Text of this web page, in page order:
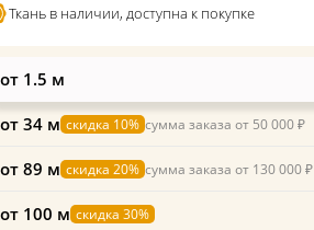
Ткань в наличии, доступна к покупке
от 1.5 м
от 34 м скидка 10% сумма заказа от 50 000 ₽
от 89 м скидка 20% сумма заказа от 130 000 ₽
от 100 м скидка 30%